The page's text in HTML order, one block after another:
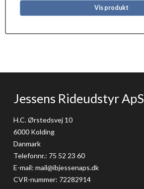
Vis produkt
Jessens Rideudstyr ApS
H.C. Ørstedsvej 10
6000 Kolding
Danmark
Telefonnr.: 75 52 23 60
E-mail: mail@ibjessenaps.dk
CVR-nummer: 72282914